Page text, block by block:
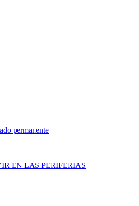
permanente
EN LAS PERIFERIAS